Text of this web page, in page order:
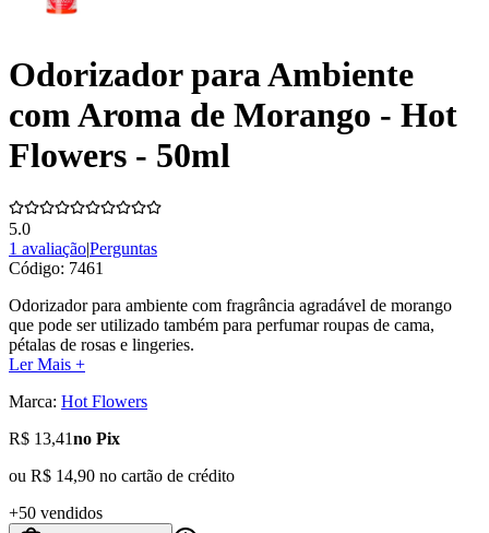
Odorizador para Ambiente
com Aroma de Morango - Hot
Flowers - 50ml
5.0
1 avaliação|Perguntas
Código: 7461
Odorizador para ambiente com fragrância agradável de morango
que pode ser utilizado também para perfumar roupas de cama,
pétalas de rosas e lingeries.
Ler Mais +
Marca: Hot Flowers
R$ 13,41no Pix
ou R$ 14,90 no cartão de crédito
+50 vendidos